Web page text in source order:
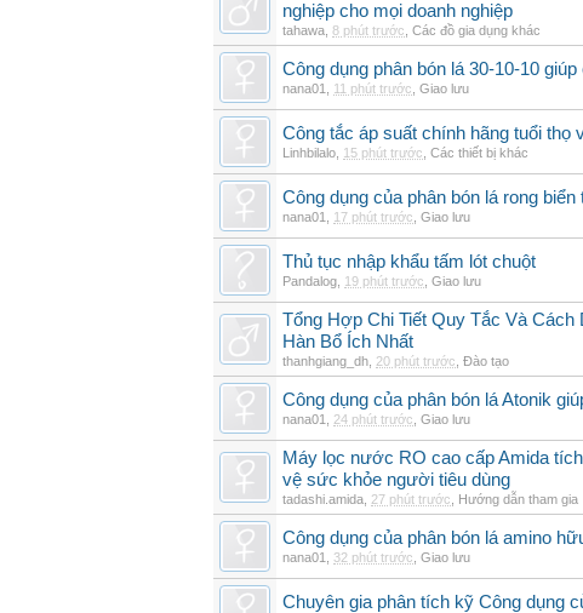
nghiệp cho mọi doanh nghiệp
tahawa 8 phút trước Các đồ gia dụng khác
Công dụng phân bón lá 30-10-10
nana01 11 phút trước Giao lưu
Công tắc áp suất chính hãng tuổi thọ
Linhbilalo 15 phút trước Các thiết bị khác
Công dụng của phân bón lá rong
nana01 17 phút trước Giao lưu
Thủ tục nhập khẩu tấm lót chuột
Pandalog 19 phút trước Giao lưu
Tổng Hợp Chi Tiết Quy Tắc Và Cách
Hàn Bổ Ích Nhất
thanhgiang_dh 20 phút trước Đào tạo
Công dụng của phân bón lá Atonik
nana01 24 phút trước Giao lưu
Máy lọc nước RO cao cấp Amida
vệ sức khỏe người tiêu dùng
tadashi.amida 27 phút trước Hướng dẫn tham gia
Công dụng của phân bón lá amino
nana01 32 phút trước Giao lưu
Chuyên gia phân tích kỹ Công dụng